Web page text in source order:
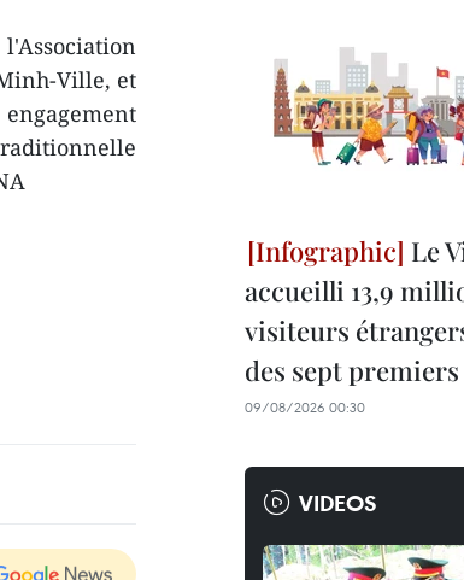
Ville, et
Le
accueilli 13,9
visiteurs
des sept
09/08/2026 00:30
VIDEOS